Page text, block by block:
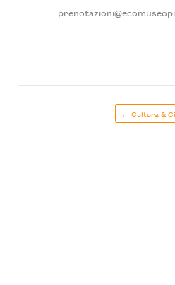
← Cultura &